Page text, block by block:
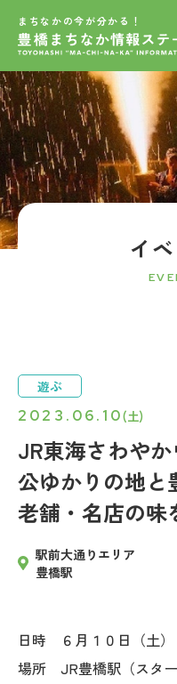
まちなかの今が分かる！
イ
JR東海さわや
公ゆかりの地と
老舗・名店の味
2023.06.10(土)
遊ぶ
駅前大通りエリア
豊橋駅
日時 ６月１０日（土）
場所 JR豊橋駅（スター